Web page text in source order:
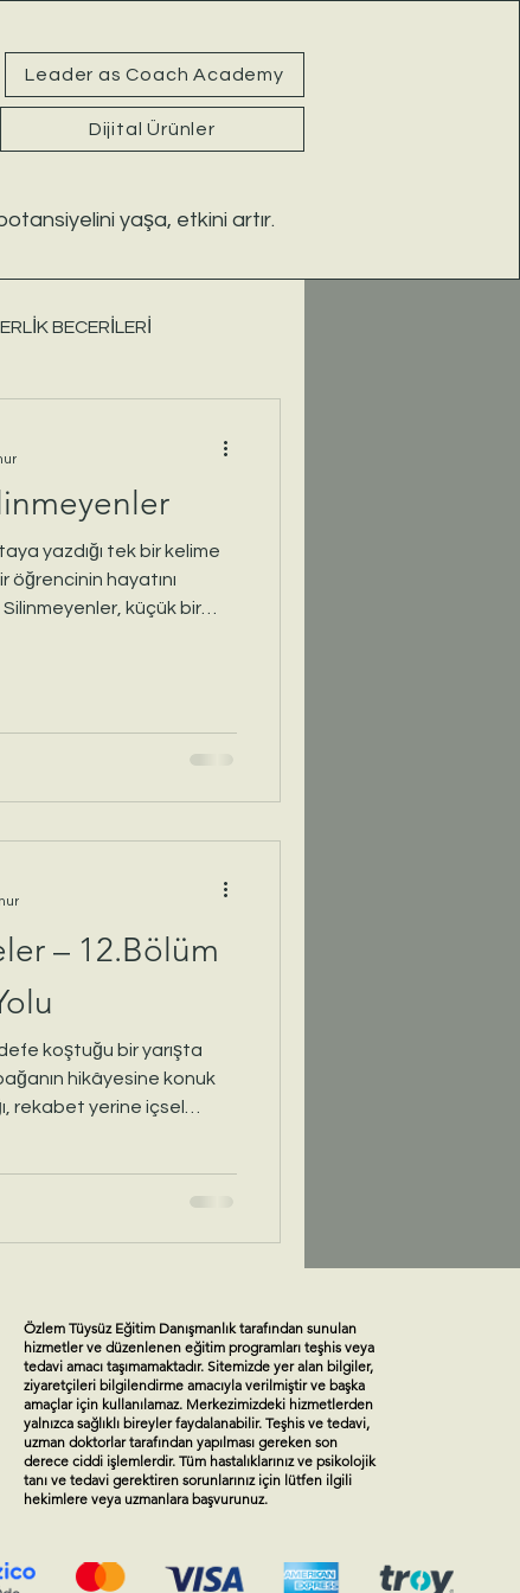
Leader as Coach Academy
Dijital Ürünler
yaşa, etkini artır.
BECERİLERİ
yazdığı tek bir kelime
hayatını
küçük bir
– 12.Bölüm
koştuğu bir yarışta
hikâyesine konuk
rekabet yerine içsel
isteyen herkes
Özlem Tüysüz Eğitim Danışmanlık tarafından sunulan
hizmetler ve düzenlenen eğitim programları teşhis veya
tedavi amacı taşımamaktadır. Sitemizde yer alan bilgiler,
ziyaretçileri bilgilendirme amacıyla verilmiştir ve başka
amaçlar için kullanılamaz. Merkezimizdeki hizmetlerden
yalnızca sağlıklı bireyler faydalanabilir. Teşhis ve tedavi,
uzman doktorlar tarafından yapılması gereken son
derece ciddi işlemlerdir. Tüm hastalıklarınız ve psikolojik
tanı ve tedavi gerektiren sorunlarınız için lütfen ilgili
hekimlere veya uzmanlara başvurunuz.